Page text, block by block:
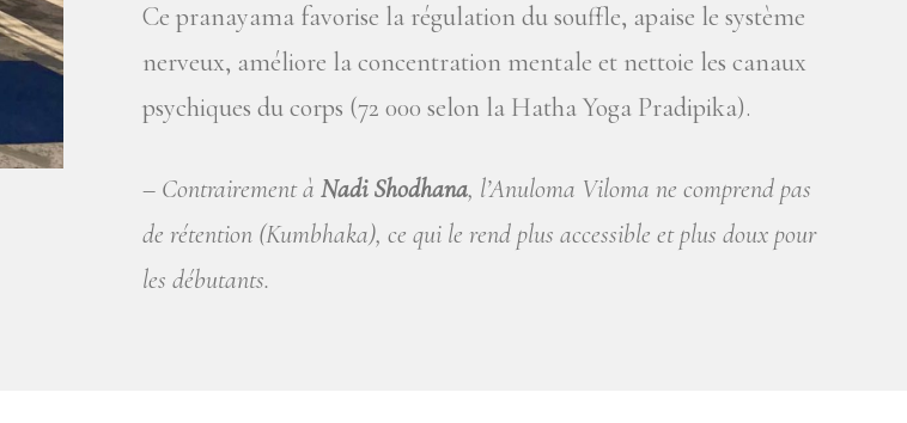
Ce pranayama favorise la régulation du souffle, apaise le système
nerveux, améliore la concentration mentale et nettoie les canaux
psychiques du corps (72 000 selon la Hatha Yoga Pradipika).
– Contrairement à Nadi Shodhana, l’Anuloma Viloma ne comprend pas
de rétention (Kumbhaka), ce qui le rend plus accessible et plus doux pour
les débutants.